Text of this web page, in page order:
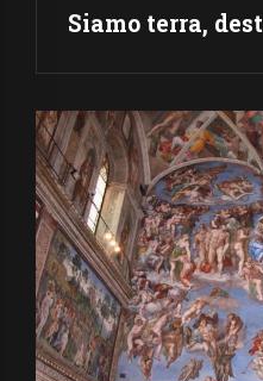
Siamo terra,